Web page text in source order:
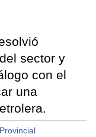
sector y
con el
una